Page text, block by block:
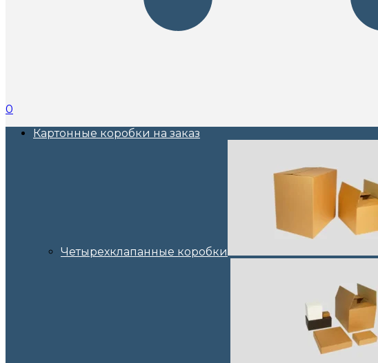
0
Картонные коробки на заказ
Четырехклапанные коробки